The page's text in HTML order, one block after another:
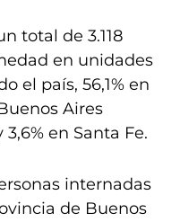
total de 3.118
en unidades
el país, 56,1% en
Aires
3,6% en Santa Fe.
internadas
de Buenos